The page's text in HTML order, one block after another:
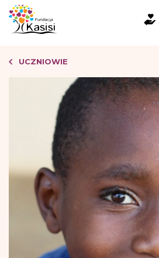
UCZNIOWIE